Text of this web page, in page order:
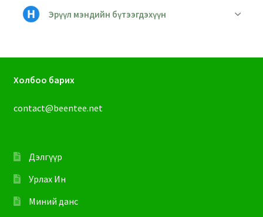
Эрүүл мэндийн бүтээгдэхүүн
Холбоо барих
contact@beentee.net
Дэлгүүр
Урлах Ин
Миний данс